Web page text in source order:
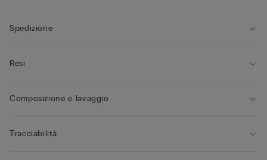
85B / 42B
Spedizione
Resi
Composizione e lavaggio
Tracciabilità